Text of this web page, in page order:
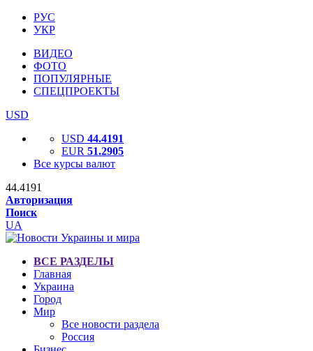
РУС
УКР
ВИДЕО
ФОТО
ПОПУЛЯРНЫЕ
СПЕЦПРОЕКТЫ
USD
USD 44.4191
EUR 51.2905
Все курсы валют
44.4191
Авторизация
Поиск
UA
ВСЕ РАЗДЕЛЫ
Главная
Украина
Город
Мир
Все новости раздела
Россия